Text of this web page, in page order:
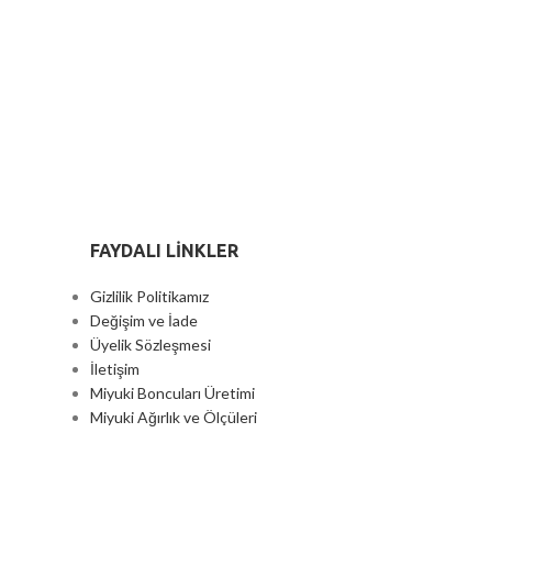
FAYDALI LİNKLER
Gizlilik Politikamız
Değişim ve İade
Üyelik Sözleşmesi
İletişim
Miyuki Boncuları Üretimi
Miyuki Ağırlık ve Ölçüleri